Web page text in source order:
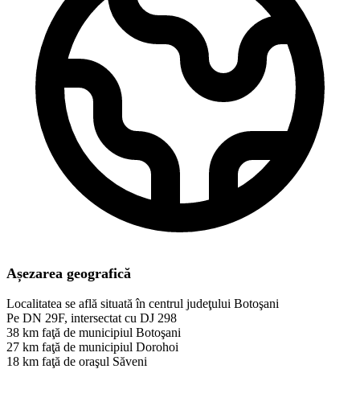
Așezarea geografică
Localitatea se află situată în centrul judeţului Botoşani
Pe DN 29F, intersectat cu DJ 298
38 km faţă de municipiul Botoşani
27 km faţă de municipiul Dorohoi
18 km faţă de oraşul Săveni